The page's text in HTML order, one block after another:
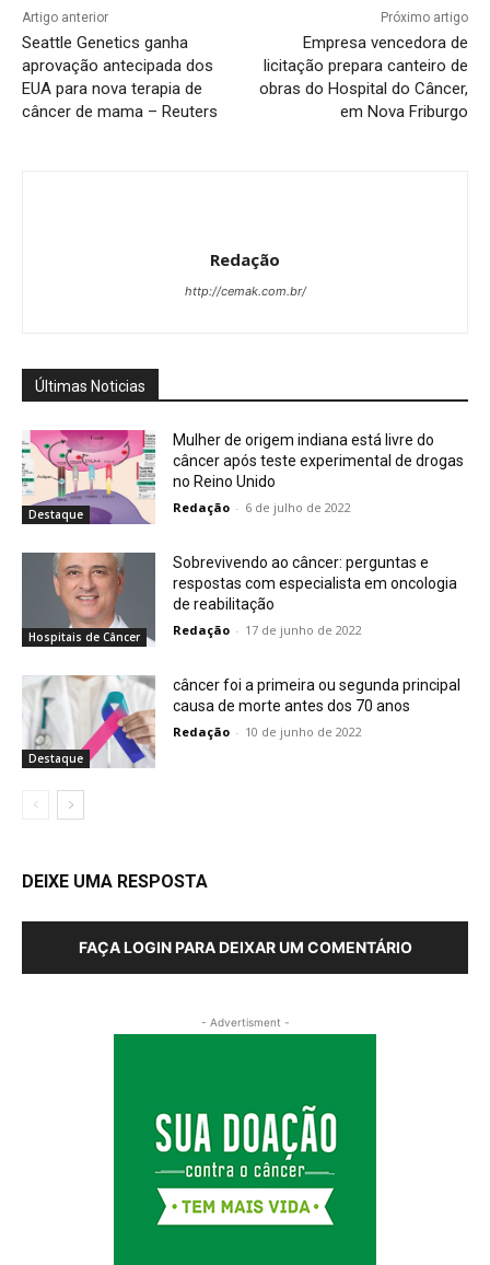
Artigo anterior
Seattle Genetics ganha
aprovação antecipada dos
EUA para nova terapia de
câncer de mama – Reuters
Próximo artigo
Empresa vencedora de
licitação prepara canteiro de
obras do Hospital do Câncer,
em Nova Friburgo
Redação
http://cemak.com.br/
Últimas Noticias
Destaque
Mulher de origem indiana está livre do
câncer após teste experimental de drogas
no Reino Unido
Redação - 6 de julho de 2022
Hospitais de Câncer
Sobrevivendo ao câncer: perguntas e
respostas com especialista em oncologia
de reabilitação
Redação - 17 de junho de 2022
Destaque
câncer foi a primeira ou segunda principal
causa de morte antes dos 70 anos
Redação - 10 de junho de 2022
DEIXE UMA RESPOSTA
FAÇA LOGIN PARA DEIXAR UM COMENTÁRIO
- Advertisment -